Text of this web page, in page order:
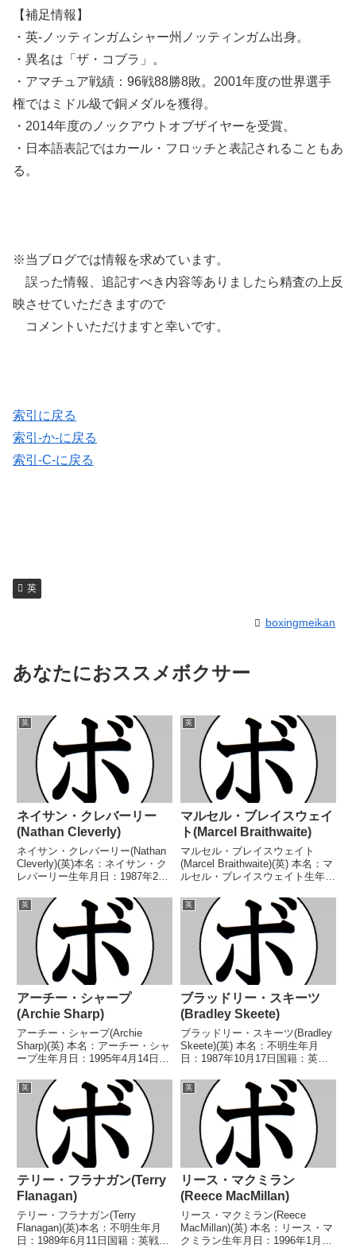
【補足情報】
・英-ノッティンガムシャー州ノッティンガム出身。
・異名は「ザ・コブラ」。
・アマチュア戦績：96戦88勝8敗。2001年度の世界選手
権ではミドル級で銅メダルを獲得。
・2014年度のノックアウトオブザイヤーを受賞。
・日本語表記ではカール・フロッチと表記されることもあ
る。
※当ブログでは情報を求めています。
誤った情報、追記すべき内容等ありましたら精査の上反
映させていただきますので
コメントいただけますと幸いです。
索引に戻る
索引-か-に戻る
索引-C-に戻る
英
boxingmeikan
あなたにおススメボクサー
英
ネイサン・クレバーリー
(Nathan Cleverly)
ネイサン・クレバーリー(Nathan
Cleverly)(英)本名：ネイサン・ク
レバーリー生年月日：1987年2月
(16KO)4敗【獲得タイトル】コモ
ンウェルス英連邦ライトヘビー級
王座BBBofC英国ライトヘ...
英
マルセル・ブレイスウェイ
ト(Marcel Braithwaite)
マルセル・ブレイスウェイト
(Marcel Braithwaite)(英) 本名：マ
ルセル・ブレイスウェイト生年月
績：22戦17勝(2KO)4敗1分 【獲
得タイトル】BBBofCイングラン
ドスーパーフライ級王座...
英
アーチー・シャープ
(Archie Sharp)
アーチー・シャープ(Archie
Sharp)(英) 本名：アーチー・シャ
ープ生年月日：1995年4月14日国
敗 【獲得タイトル】WBO欧州ス
ーパーフェザー級王座WBOグロ
ーバルスーパーフェザー級王
座 【...
英
ブラッドリー・スキーツ
(Bradley Skeete)
ブラッドリー・スキーツ(Bradley
Skeete)(英) 本名：不明生年月
日：1987年10月17日国籍：英戦
タイトル】英国南部地区ウェルタ
ー級王座BBBofCイングランドウ
ェルター級王座BBBo...
英
テリー・フラナガン(Terry
Flanagan)
テリー・フラナガン(Terry
Flanagan)(英)本名：不明生年月
日：1989年6月11日国籍：英戦
英
リース・マクミラン
(Reece MacMillan)
リース・マクミラン(Reece
MacMillan)(英) 本名：リース・マ
クミラン生年月日：1996年1月4